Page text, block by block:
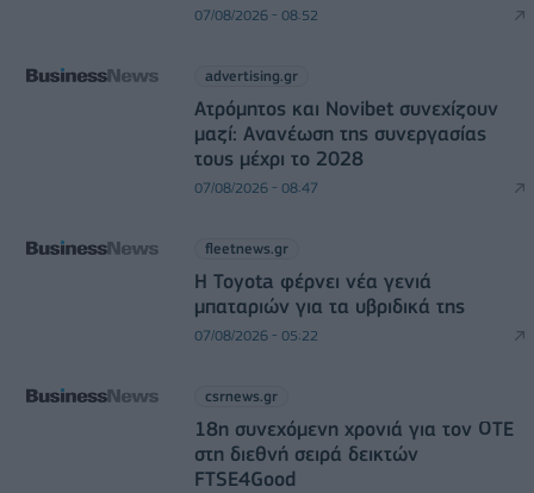
07/08/2026 - 08:52
advertising.gr
Ατρόμητος και Novibet συνεχίζουν
μαζί: Ανανέωση της συνεργασίας
τους μέχρι το 2028
07/08/2026 - 08:47
fleetnews.gr
Η Toyota φέρνει νέα γενιά
μπαταριών για τα υβριδικά της
07/08/2026 - 05:22
csrnews.gr
18η συνεχόμενη χρονιά για τον ΟΤΕ
στη διεθνή σειρά δεικτών
FTSE4Good